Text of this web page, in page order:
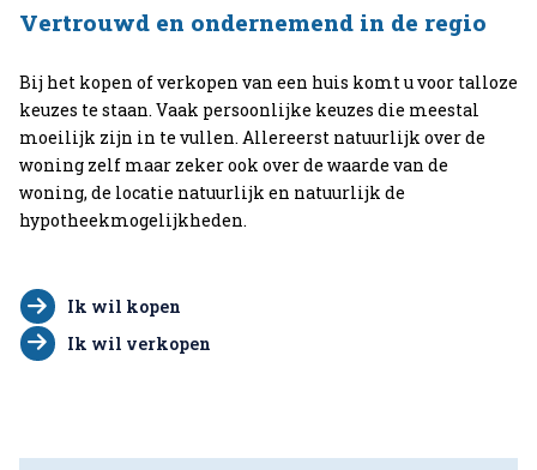
Vertrouwd en ondernemend in de regio
Bij het kopen of verkopen van een huis komt u voor talloze
keuzes te staan. Vaak persoonlijke keuzes die meestal
moeilijk zijn in te vullen. Allereerst natuurlijk over de
woning zelf maar zeker ook over de waarde van de
woning, de locatie natuurlijk en natuurlijk de
hypotheekmogelijkheden.
Ik wil kopen
Ik wil verkopen